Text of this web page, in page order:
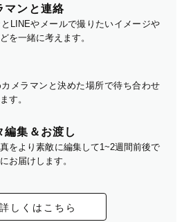
マンと連絡
LINEやメールで撮りたいイメージや
を一緒に考えます。
メラマンと決めた場所で待ち合わせ
す。
編集＆お渡し
をより素敵に編集して1~2週間前後で
お届けします。
詳しくはこちら